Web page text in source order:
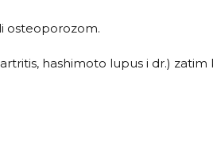
osteoporozom.
hashimoto lupus i dr.) zatim